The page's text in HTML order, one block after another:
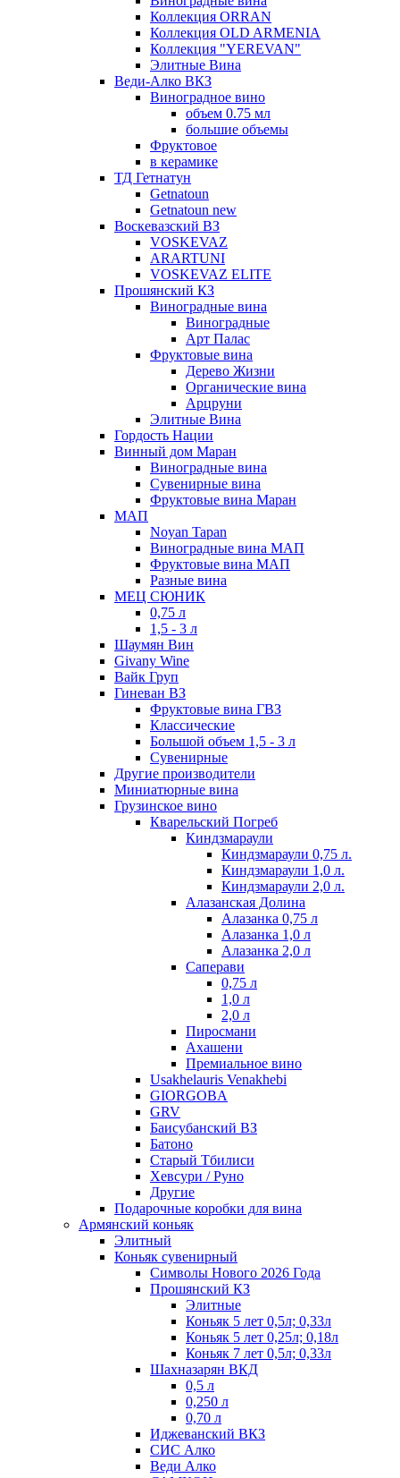
Коллекция ORRAN
Коллекция OLD ARMENIA
Коллекция "YEREVAN"
Элитные Вина
Веди-Алко ВКЗ
Виноградное вино
объем 0.75 мл
большие объемы
Фруктовое
в керамике
ТД Гетнатун
Getnatoun
Getnatoun new
Воскевазский ВЗ
VOSKEVAZ
ARARTUNI
VOSKEVAZ ELITE
Прошянский КЗ
Виноградные вина
Виноградные
Арт Палас
Фруктовые вина
Дерево Жизни
Органические вина
Арцруни
Элитные Вина
Гордость Нации
Винный дом Маран
Виноградные вина
Сувенирные вина
Фруктовые вина Маран
МАП
Noyan Tapan
Виноградные вина МАП
Фруктовые вина МАП
Разные вина
МЕЦ СЮНИК
0,75 л
1,5 - 3 л
Шаумян Вин
Givany Wine
Вайк Груп
Гиневан ВЗ
Фруктовые вина ГВЗ
Классические
Большой объем 1,5 - 3 л
Сувенирные
Другие производители
Миниатюрные вина
Грузинское вино
Кварельский Погреб
Киндзмараули
Киндзмараули 0,75 л.
Киндзмараули 1,0 л.
Киндзмараули 2,0 л.
Алазанская Долина
Алазанка 0,75 л
Алазанка 1,0 л
Алазанка 2,0 л
Саперави
0,75 л
1,0 л
2,0 л
Пиросмани
Ахашени
Премиальное вино
Usakhelauris Venakhebi
GIORGOBA
GRV
Баисубанский ВЗ
Батоно
Старый Тбилиси
Хевсури / Руно
Другие
Подарочные коробки для вина
Армянский коньяк
Элитный
Коньяк сувенирный
Символы Нового 2026 Года
Прошянский КЗ
Элитные
Коньяк 5 лет 0,5л; 0,33л
Коньяк 5 лет 0,25л; 0,18л
Коньяк 7 лет 0,5л; 0,33л
Шахназарян ВКД
0,5 л
0,250 л
0,70 л
Иджеванский ВКЗ
СИС Алко
Веди Алко